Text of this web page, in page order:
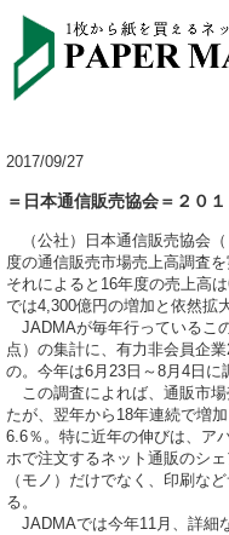
2017/09/27
＝日本通信販売協会＝２０
（公社）日本通信販売協会
度の通信販売市場売上高調査
それによると16年度の売上高
では4,300億円の増加と依然拡
JADMAが毎年行っているこ
点）の集計に、有力非会員企
の。今年は6月23日～8月4日に
この調査によれば、通販市場
たが、翌年から18年連続で増
6.6％。特に近年の伸びは、ア
ホで注文するネット通販のシ
（モノ）だけでなく、印刷な
る。
JADMAでは今年11月、詳細